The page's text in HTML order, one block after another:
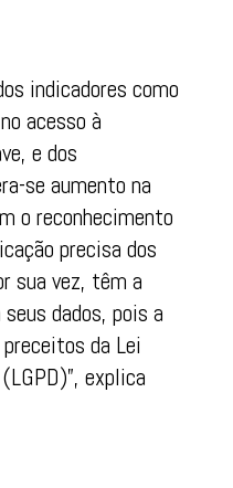
indicadores como
acesso à
e dos
se aumento na
o reconhecimento
precisa dos
sua vez, têm a
dados, pois a
da Lei
explica